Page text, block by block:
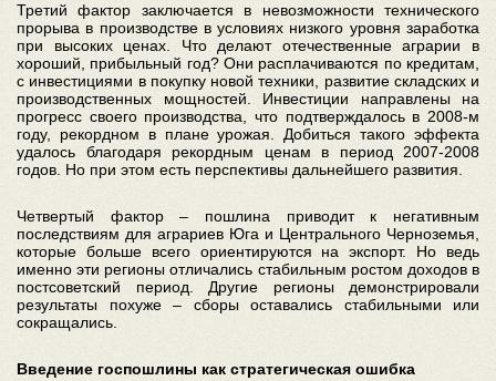
Третий фактор заключается в невозможности технического
прорыва в производстве в условиях низкого уровня заработка
при высоких ценах. Что делают отечественные аграрии в
хороший, прибыльный год? Они расплачиваются по кредитам,
с инвестициями в покупку новой техники, развитие складских и
производственных мощностей. Инвестиции направлены на
прогресс своего производства, что подтверждалось в 2008-м
году, рекордном в плане урожая. Добиться такого эффекта
удалось благодаря рекордным ценам в период 2007-2008
годов. Но при этом есть перспективы дальнейшего развития.
Четвертый фактор – пошлина приводит к негативным
последствиям для аграриев Юга и Центрального Черноземья,
которые больше всего ориентируются на экспорт. Но ведь
именно эти регионы отличались стабильным ростом доходов в
постсоветский период. Другие регионы демонстрировали
результаты похуже – сборы оставались стабильными или
сокращались.
Введение госпошлины как стратегическая ошибка